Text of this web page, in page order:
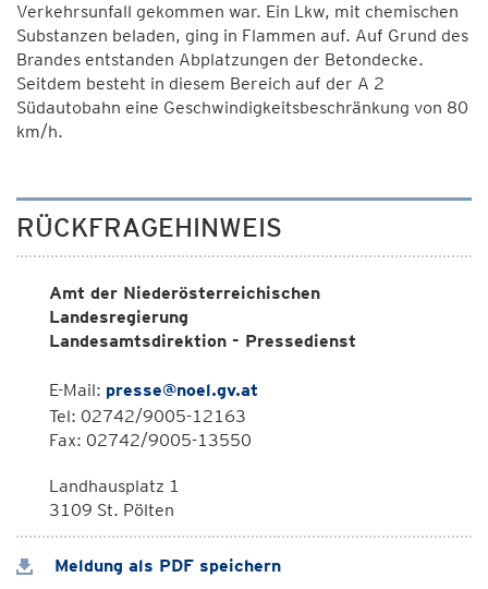
Verkehrsunfall gekommen war. Ein Lkw, mit chemischen
Substanzen beladen, ging in Flammen auf. Auf Grund des
Brandes entstanden Abplatzungen der Betondecke.
Seitdem besteht in diesem Bereich auf der A 2
Südautobahn eine Geschwindigkeitsbeschränkung von 80
km/h.
RÜCKFRAGEHINWEIS
Amt der Niederösterreichischen
Landesregierung
Landesamtsdirektion - Pressedienst
E-Mail: presse@noel.gv.at
Tel: 02742/9005-12163
Fax: 02742/9005-13550
Landhausplatz 1
3109 St. Pölten
Meldung als PDF speichern